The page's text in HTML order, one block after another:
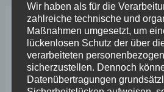
Archiv
April 2026
Wir haben als für die
zahlreiche technische und
Maßnahmen umgesetzt, um
lückenlosen Schutz der über
verarbeiteten
sicherzustellen. Dennoch
Datenübertragungen